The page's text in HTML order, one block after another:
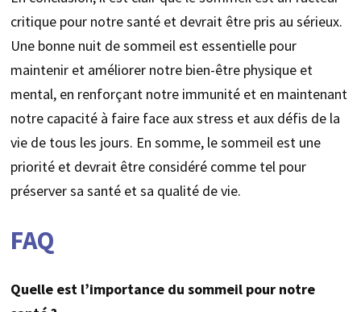
critique pour notre santé et devrait être pris au sérieux.
Une bonne nuit de sommeil est essentielle pour
maintenir et améliorer notre bien-être physique et
mental, en renforçant notre immunité et en maintenant
notre capacité à faire face aux stress et aux défis de la
vie de tous les jours. En somme, le sommeil est une
priorité et devrait être considéré comme tel pour
préserver sa santé et sa qualité de vie.
FAQ
Quelle est l’importance du sommeil pour notre